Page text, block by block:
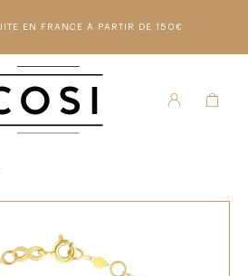
EN FRANCE À PARTIR DE 150€